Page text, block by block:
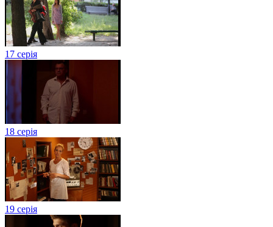
17 серія
18 серія
19 серія